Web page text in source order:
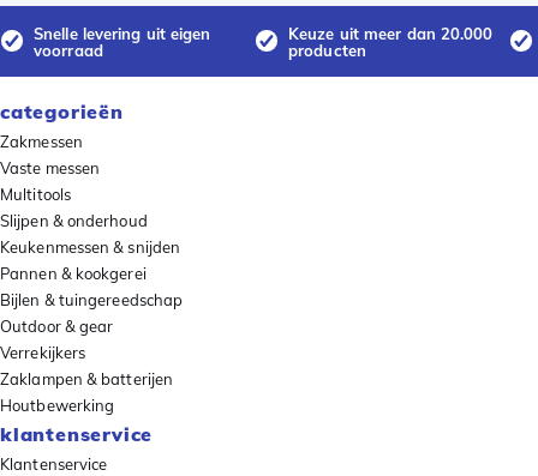
Snelle levering uit eigen
voorraad
Keuze uit meer dan 20.000
producten
categorieën
Zakmessen
Vaste messen
Multitools
Slijpen & onderhoud
Keukenmessen & snijden
Pannen & kookgerei
Bijlen & tuingereedschap
Outdoor & gear
Verrekijkers
Zaklampen & batterijen
Houtbewerking
klantenservice
Klantenservice